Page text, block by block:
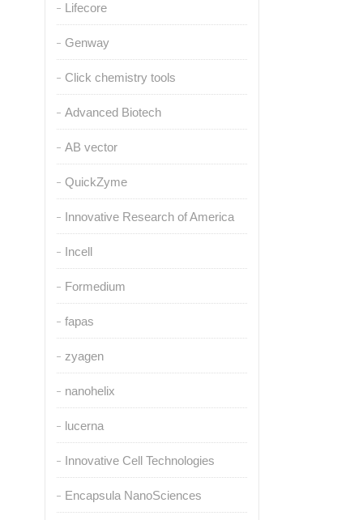
Lifecore
Genway
Click chemistry tools
Advanced Biotech
AB vector
QuickZyme
Innovative Research of America
Incell
Formedium
fapas
zyagen
nanohelix
lucerna
Innovative Cell Technologies
Encapsula NanoSciences